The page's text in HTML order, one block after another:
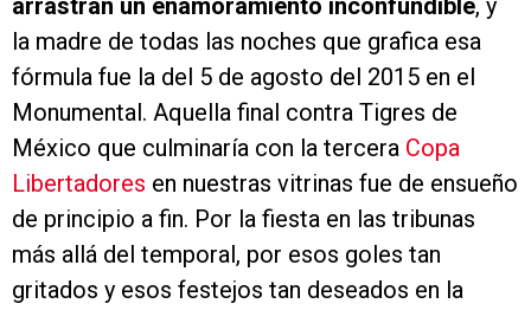
arrastran un enamoramiento inconfundible, y
la madre de todas las noches que grafica esa
fórmula fue la del 5 de agosto del 2015 en el
Monumental. Aquella final contra Tigres de
México que culminaría con la tercera Copa
Libertadores en nuestras vitrinas fue de ensueño
de principio a fin. Por la fiesta en las tribunas
más allá del temporal, por esos goles tan
gritados y esos festejos tan deseados en la